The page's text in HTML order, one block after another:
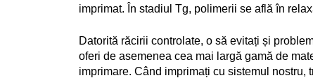
imprimat. În stadiul Tg, polimerii se află în
Datorită răcirii controlate, o să evitați și
oferi de asemenea cea mai largă gamă de
imprimare. Când imprimați cu sistemul